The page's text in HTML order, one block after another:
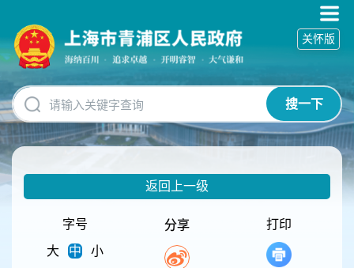
碍
操
明
跳
转
到
网
搜一下
关怀版
返回上一级
字号
大
中 小
分享 打印